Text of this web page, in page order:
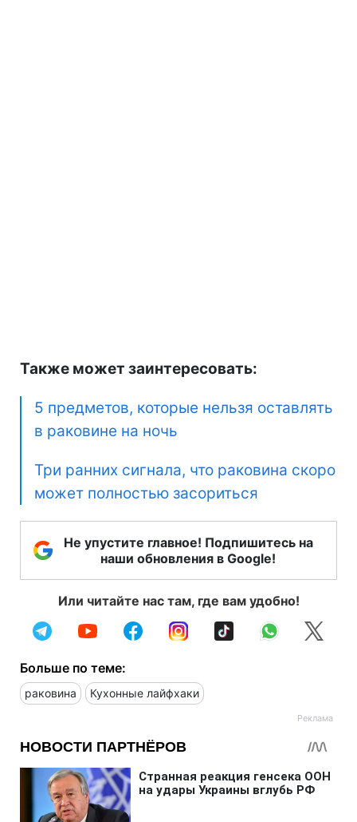
Также может заинтересовать:
5 предметов, которые нельзя оставлять
в раковине на ночь
Три ранних сигнала, что раковина скоро
может полностью засориться
Не упустите главное! Подпишитесь на
наши обновления в Google!
Или читайте нас там, где вам удобно!
Больше по теме:
раковина Кухонные лайфхаки